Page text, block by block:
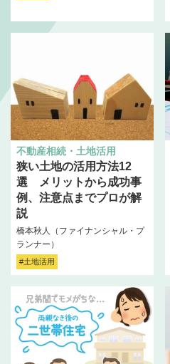
不動産相続・土地活用
狭い土地の活用方法12
選 メリットから成功事
例、注意点までプロが解
説
橋本秋人（ファイナンシャル・プ
ランナー）
#土地活用